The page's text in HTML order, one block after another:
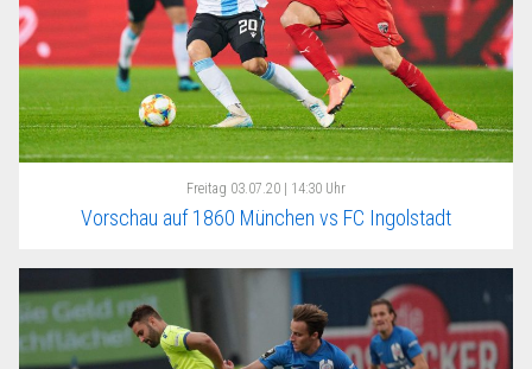
Freitag 03.07.20 | 14:30 Uhr
Vorschau auf 1860 München vs FC Ingolstadt